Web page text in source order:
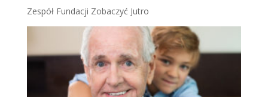
Zespół Fundacji Zobaczyć Jutro